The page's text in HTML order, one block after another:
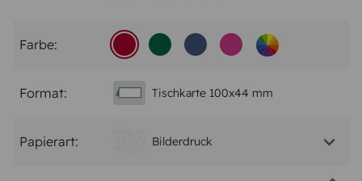
Farbe:
Format: Tischkarte 100x44 mm
Papierart: Bilderdruck